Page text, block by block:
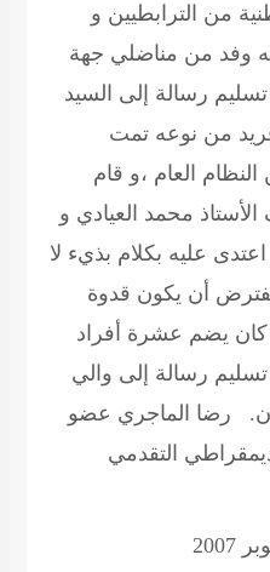
من الترابطيين و
وفد من مناضلي جهة
تسليم رسالة إلى السيد
من نوعه تمت
العام ،و قام
محمد العيادي و
عليه بكلام بذيء لا
أن يكون قدوة
كان يضم عشرة أفراد
رسالة إلى والي
رضا الماجري عضو
التقدمي